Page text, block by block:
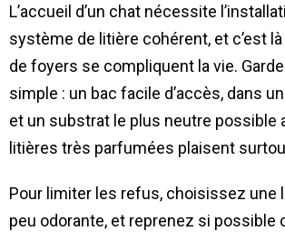
L’accueil d’un chat nécessite
système de litière cohérent, et c’est
de foyers se compliquent la vie.
simple : un bac facile d’accès, dans
et un substrat le plus neutre possible
litières très parfumées plaisent
Pour limiter les refus, choisissez une
peu odorante, et reprenez si possible